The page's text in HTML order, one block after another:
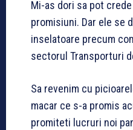
Mi-as dori sa pot
promisiuni. Dar ele se
inselatoare precum
sectorul Transporturi
Sa revenim cu
macar ce s-a promis
promiteti lucruri noi